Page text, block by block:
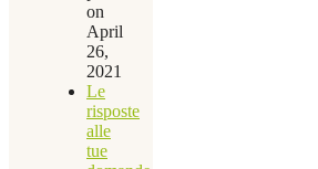
on
April
26,
2021
Le
risposte
alle
tue